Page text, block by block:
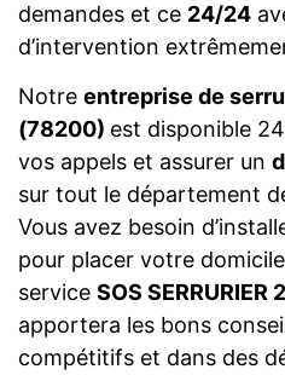
demandes et ce 24/24
d’intervention
Notre entreprise de
(78200) est disponible
vos appels et assurer un
sur tout le département
Vous avez besoin
pour placer votre
service SOS SERRURIER
apportera les bons
compétitifs et dans des